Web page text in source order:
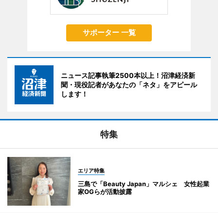
サポーター 一覧
ニュース記事執筆2500本以上！沼津経済新
聞・現役記者があなたの「ネタ」をアピール
します！
特集
エリア特集
三島で「Beauty Japan」マルシェ 女性起業
家OGらが活動披露